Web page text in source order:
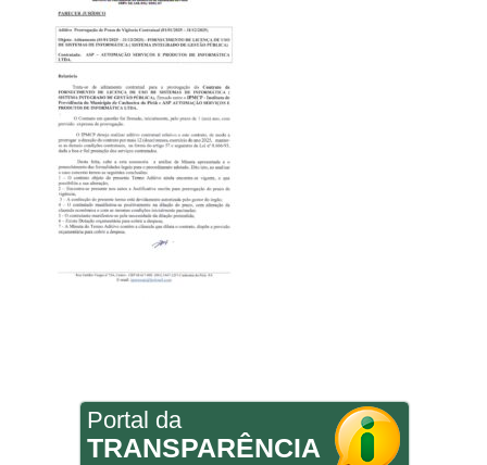
Portal da
TRANSPARÊNCIA